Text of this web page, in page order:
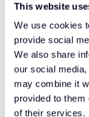
This website
We use cookies
provide social
We also share
our social
may combine it
provided to them
of their services.
Hulp
of het